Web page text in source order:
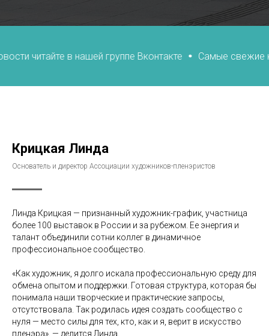
в нашей группе Вконтакте Самые свежие новости
Крицкая Линда
Основатель и директор Ассоциации художников-пленэристов
Линда Крицкая — признанный художник-график, участница
более 100 выставок в России и за рубежом. Ее энергия и
талант объединили сотни коллег в динамичное
профессиональное сообщество.
«Как художник, я долго искала профессиональную среду для
обмена опытом и поддержки. Готовая структура, которая бы
понимала наши творческие и практические запросы,
отсутствовала. Так родилась идея создать сообщество с
нуля — место силы для тех, кто, как и я, верит в искусство
пленэра», — делится Линда.